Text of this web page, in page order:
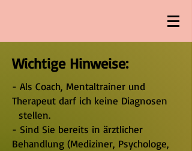
Wichtige Hinweise:
- Als Coach, Mentaltrainer und
Therapeut darf ich keine Diagnosen
stellen.
- Sind Sie bereits in ärztlicher
Behandlung (Mediziner, Psychologe,